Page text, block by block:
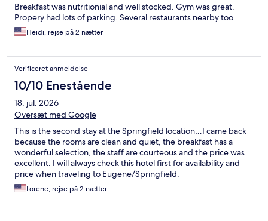
Breakfast was nutritionial and well stocked. Gym was great.
Propery had lots of parking. Several restaurants nearby too.
Heidi, rejse på 2 nætter
Verificeret anmeldelse
10/10 Enestående
18. jul. 2026
Oversæt med Google
This is the second stay at the Springfield location…I came back
because the rooms are clean and quiet, the breakfast has a
wonderful selection, the staff are courteous and the price was
excellent. I will always check this hotel first for availability and
price when traveling to Eugene/Springfield.
Lorene, rejse på 2 nætter